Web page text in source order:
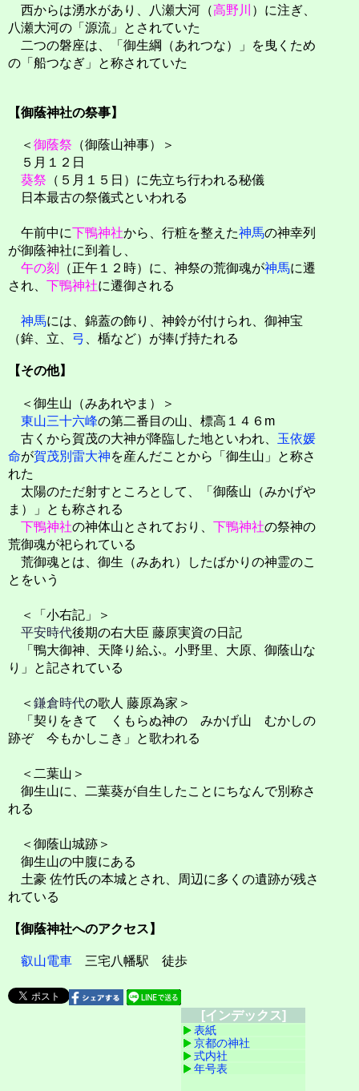
西からは湧水があり、八瀬大河（高野川
）に注ぎ、
八瀬大河の「源流」とされていた
二つの磐座は、「御生綱（あれつな）」を曳くため
の「船つなぎ」と称されていた
【御蔭神社の祭事】
＜ 御蔭祭 （御蔭山神事）＞
５月１２日
葵祭 （５月１５日）に先立ち行われる秘儀
日本最古の祭儀式といわれる
午前中に下鴨神社から、行粧を整えた神馬の神幸列
が御蔭神社に到着し、
午の刻
（正午１２時）に、神祭の荒御魂が神馬に遷
され、 下鴨神社に遷御される
神馬には、錦蓋の飾り、神鈴が付けられ、御神宝
（鉾、立、 弓 、楯など）が捧げ持たれる
【その他】
＜御生山（みあれやま）＞
東山三十六峰の第二番目の山、標高１４６m
古くから賀茂の大神が降臨した地といわれ、 玉依媛
命が賀茂別雷大神を産んだことから「御生山」と称さ
れた
太陽のただ射すところとして、「御蔭山（みかげや
ま）」とも称される
下鴨神社の神体山とされており、 下鴨神社の祭神の
荒御魂が祀られている
荒御魂とは、御生（みあれ）したばかりの神霊のこ
とをいう
＜「小右記」＞
平安時代後期の右大臣 藤原実資の日記
「鴨大御神、天降り給ふ。小野里、大原、御蔭山な
り」と記されている
＜ 鎌倉時代の歌人 藤原為家＞
「契りをきて くもらぬ神の みかげ山 むかしの
跡ぞ 今もかしこき」と歌われる
＜二葉山＞
御生山に、二葉葵が自生したことにちなんで別称さ
れる
＜御蔭山城跡＞
御生山の中腹にある
土豪 佐竹氏の本城とされ、周辺に多くの遺跡が残さ
れている
【御蔭神社へのアクセス】
叡山電車 三宅八幡駅 徒歩
[インデックス]
表紙
京都の神社
式内社
年号表